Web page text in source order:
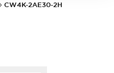
CW4K-2AE30-2H